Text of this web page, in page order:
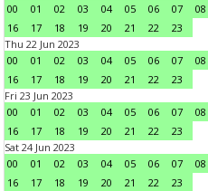
00
01 02 03 04 05 06 07 08
16
17 18 19 20 21 22
23
Thu 22 Jun 2023
00
01 02 03 04 05 06 07 08
16
17 18 19 20 21 22
23
Fri 23 Jun 2023
00
01 02 03 04 05 06 07 08
16
17 18 19 20 21 22
23
Sat 24 Jun 2023
00
01 02 03 04 05 06 07 08
16
17 18 19 20 21 22
23